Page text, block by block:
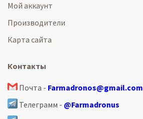
Мой аккаунт
Производители
Карта сайта
Контакты
Почта - Farmadronos@gmail.com
Телеграмм - @Farmadronus